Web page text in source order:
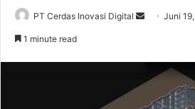
PT Cerdas Inovasi Digital
a
Juni
1 minute read